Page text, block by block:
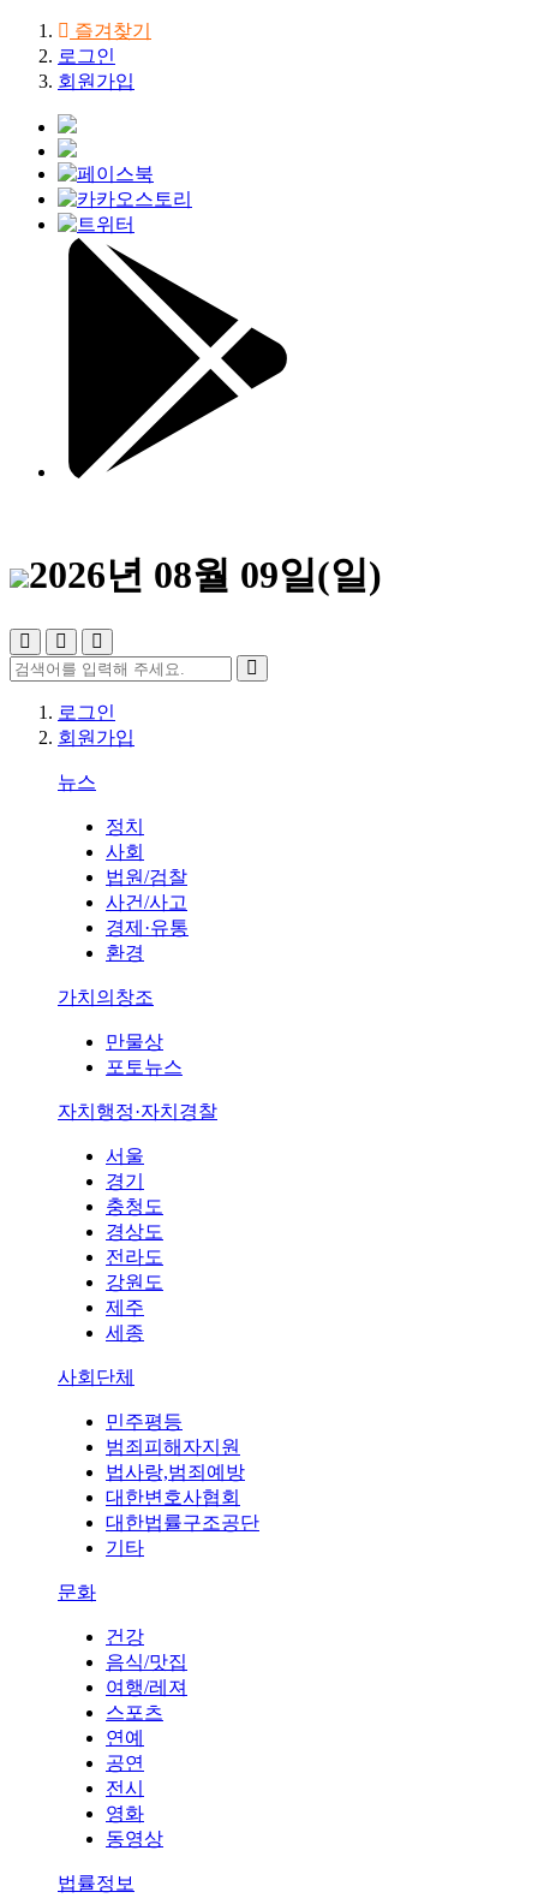
즐겨찾기
로그인
회원가입
2026년 08월 09일(일)
로그인
회원가입
뉴스
정치
사회
법원/검찰
사건/사고
경제·유통
환경
가치의창조
만물상
포토뉴스
자치행정·자치경찰
서울
경기
충청도
경상도
전라도
강원도
제주
세종
사회단체
민주평등
범죄피해자지원
법사랑,범죄예방
대한변호사협회
대한법률구조공단
기타
문화
건강
음식/맛집
여행/레져
스포츠
연예
공연
전시
영화
동영상
법률정보